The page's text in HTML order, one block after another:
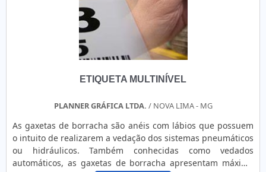
à umidade;Entre outros.Muito versáteis, as etiquetas são
desenvolvidas de diferentes maneiras, sendo necessário
que os clientes informem os fornecedores os ambientes e
condições em que esses produtos finais etiquetados serão
expostos. Somente dessa maneira, é possível garantir que
produto.Atualmente, existem as etiquetas promocionais, as
Independentemente do modelo, é possível que informações
método de descarte, sejam impressas e garantam
segurança para o consumidor.O MELHOR FORNECEDOR DE
ETIQUETAS ADESIVASA Etiquetas Camp Label é uma
empresa que fabrica e fornece etiquetas e adesivos de
ETIQUETA MULTINÍVEL
PLANNER GRÁFICA LTDA. / NOVA LIMA - MG
As gaxetas de borracha são anéis com lábios que possuem
o intuito de realizarem a vedação dos sistemas pneumáticos
ou hidráulicos. Também conhecidas como vedados
automáticos, as gaxetas de borracha apresentam máxima